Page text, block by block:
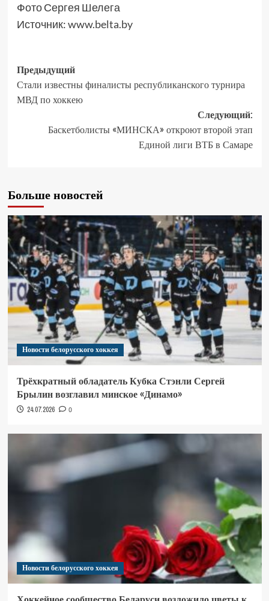
Фото Сергея Шелега
Источник:www.belta.by
Предыдущий
Стали известны финалисты республиканского турнира
МВД по хоккею
Следующий:
Баскетболисты «МИНСКА» откроют второй этап
Единой лиги ВТБ в Самаре
Больше новостей
Новости белорусского хоккея
Трёхкратный обладатель Кубка Стэнли Сергей
Брылин возглавил минское «Динамо»
24.07.2026 0
Новости белорусского хоккея